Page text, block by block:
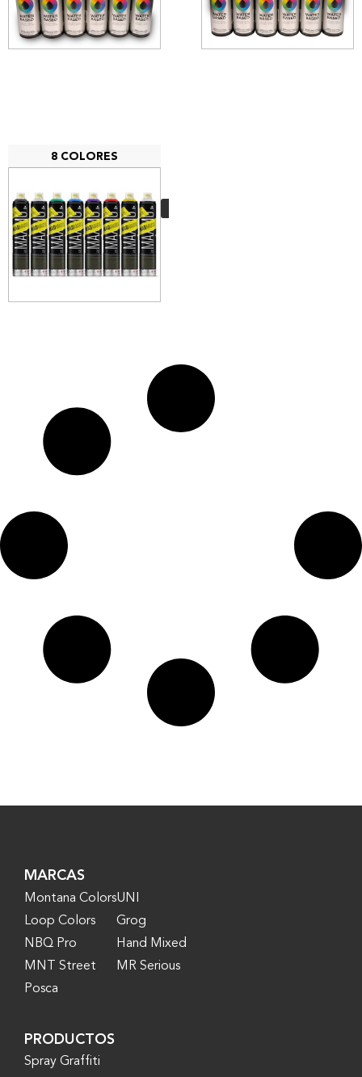
8 COLORES
MARCAS
Montana Colors
Loop Colors
NBQ Pro
MNT Street
Posca
UNI
Grog
Hand Mixed
MR Serious
PRODUCTOS
Spray Graffiti